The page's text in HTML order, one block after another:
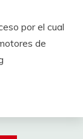
por el cual
de